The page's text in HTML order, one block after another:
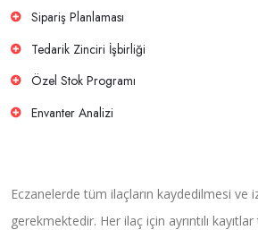
Sipariş Planlaması
Tedarik Zinciri İşbirliği
Özel Stok Programı
Envanter Analizi
Eczanelerde tüm ilaçların kaydedilmesi ve
gerekmektedir. Her ilaç için ayrıntılı